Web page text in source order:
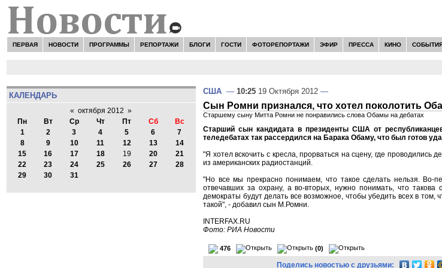
ПЕРВАЯ НОВОСТИ ПРОГРАММЫ РЕПОРТАЖИ БЛОГИ ГОСТИ ФОТОРЕПОРТАЖИ ЭФИР ПРЕССА КИНО
КАЛЕНДАРЬ
« октября 2012 »
Пн
Вт Ср Чт Пт Сб
Вс
1
2 3 4 5 6
7
8
9 10 11 12 13
14
15
16 17 18 19 20
21
22
23 24 25 26 27
28
29
30 31
США — 10:25 19 Октября 2012 —
Сын Ромни признался, что хотел поколотить
Старшему сыну Митта Ромни не понравились слова Обамы на дебатах
Старший сын кандидата в президенты США от
теледебатах так рассердился на Барака Обаму, что был готов
"Я хотел вскочить с кресла, прорваться на сцену, где проводились
из американских радиостанций.
"Но все мы прекрасно понимаем, что такое сделать нельзя. Во-
отвечавших за охрану, а во-вторых, нужно понимать, что
демократы будут делать все возможное, чтобы убедить всех в
такой", - добавил сын М.Ромни.
INTERFAX.RU
Фото: РИА Новости
476 (0)
Поделись новостью с друзьями: